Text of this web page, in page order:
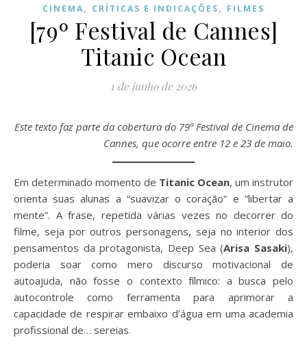
CINEMA, CRÍTICAS E INDICAÇÕES, FILMES
[79º Festival de Cannes]
Titanic Ocean
1 de junho de 2026
Este texto faz parte da cobertura do 79ª Festival de Cinema de
Cannes, que ocorre entre 12 e 23 de maio.
Em determinado momento de Titanic Ocean, um instrutor
orienta suas alunas a “suavizar o coração” e “libertar a
mente”. A frase, repetida várias vezes no decorrer do
filme, seja por outros personagens, seja no interior dos
pensamentos da protagonista, Deep Sea (Arisa Sasaki),
poderia soar como mero discurso motivacional de
autoajuda, não fosse o contexto fílmico: a busca pelo
autocontrole como ferramenta para aprimorar a
capacidade de respirar embaixo d’água em uma academia
profissional de… sereias.